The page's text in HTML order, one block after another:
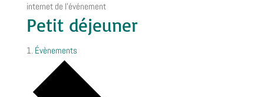
internet de l’événement
Petit déjeuner
Évènements